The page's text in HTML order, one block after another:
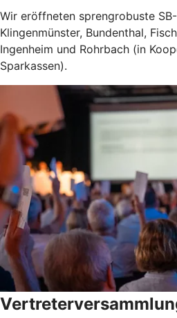
Wir eröffneten sprengrobuste
Klingenmünster, Bundenthal,
Ingenheim und Rohrbach (in
Sparkassen).